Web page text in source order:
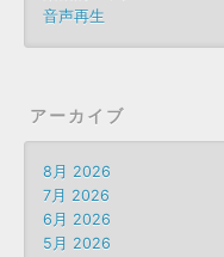
音声再生
アーカイブ
8月 2026
7月 2026
6月 2026
5月 2026